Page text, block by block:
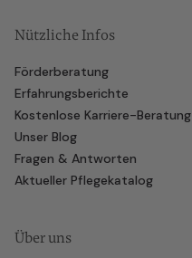
Nützliche Infos
Förderberatung
Erfahrungsberichte
Kostenlose Karriere-Beratung
Unser Blog
Fragen & Antworten
Aktueller Pflegekatalog
Über uns